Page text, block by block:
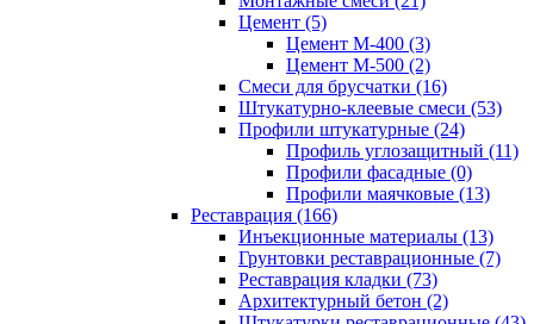
Цемент (5)
Цемент М-400 (3)
Цемент М-500 (2)
Смеси для брусчатки (16)
Штукатурно-клеевые смеси (53)
Профили штукатурные (24)
Профиль углозащитный (11)
Профили фасадные (0)
Профили маячковые (13)
Реставрация (166)
Инъекционные материалы (13)
Грунтовки реставрационные (7)
Реставрация кладки (73)
Архитектурный бетон (2)